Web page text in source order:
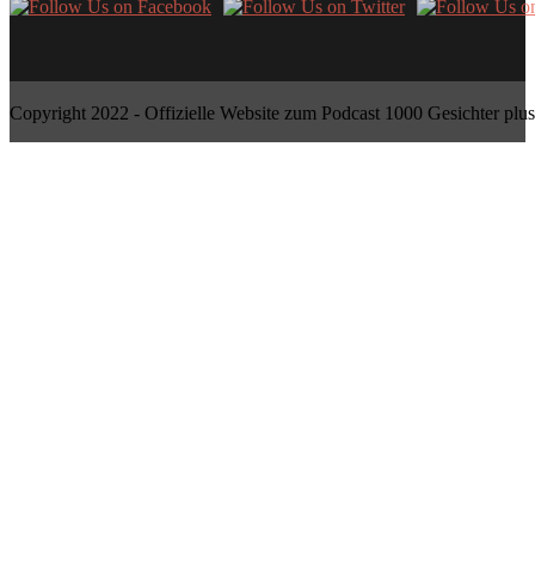
Copyright 2022 - Offizielle Website zum Podcast 1000 Gesichter